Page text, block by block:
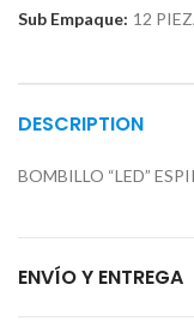
Sub Empaque: 12
DESCRIPTION
BOMBILLO “LED”
ENVÍO Y ENTREGA